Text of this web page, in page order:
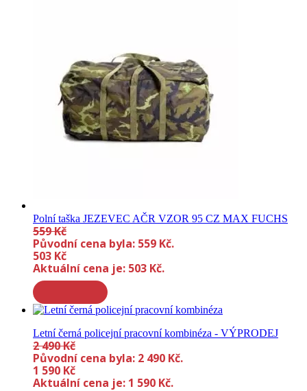
Polní taška JEZEVEC AČR VZOR 95 CZ MAX FUCHS
559Kč
Původní cena byla: 559 Kč.
503 Kč
Aktuální cena je: 503 Kč.
Letní černá policejní pracovní kombinéza - VÝPRODEJ
2 490Kč
Původní cena byla: 2 490 Kč.
1 590 Kč
Aktuální cena je: 1 590 Kč.